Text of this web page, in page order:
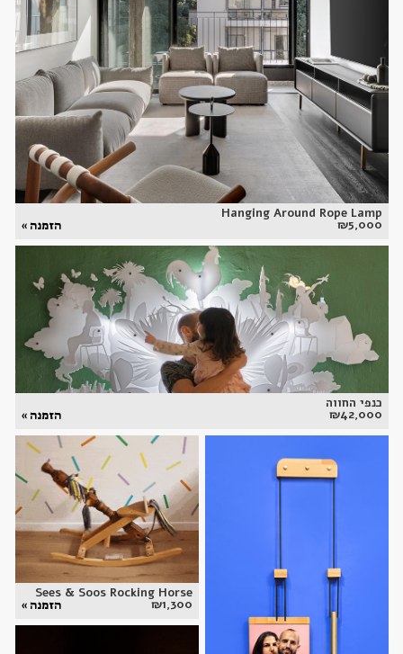
Hanging Around Rope Lamp
₪5,000 הזמנה »
כנפי החווה
₪42,000 הזמנה »
Sees & Soos Rocking Horse
₪1,300 הזמנה »